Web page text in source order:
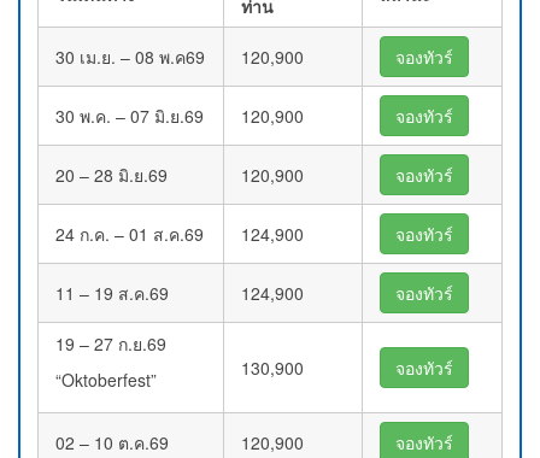
ท่าน
30 เม.ย. – 08 พ.ค69 120,900 จองทัวร์
30 พ.ค. – 07 มิ.ย.69 120,900 จองทัวร์
20 – 28 มิ.ย.69 120,900 จองทัวร์
24 ก.ค. – 01 ส.ค.69 124,900 จองทัวร์
11 – 19 ส.ค.69 124,900 จองทัวร์
19 – 27 ก.ย.69
“Oktoberfest”
130,900 จองทัวร์
02 – 10 ต.ค.69 120,900 จองทัวร์